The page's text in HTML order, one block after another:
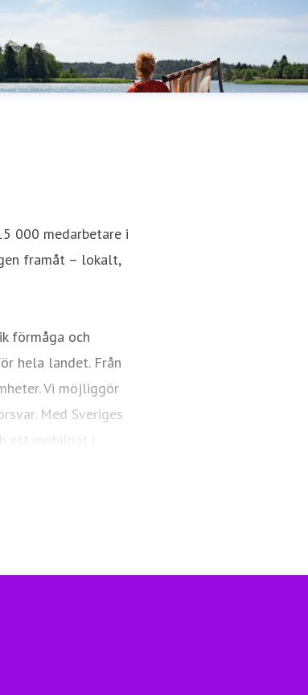
000 medarbetare i
framåt – lokalt,
förmåga och
hela landet. Från
Vi möjliggör
Med Sveriges
ett mobilnät i
och framtid.